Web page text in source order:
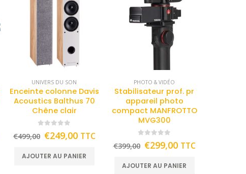
UNIVERS DU SON
Enceinte colonne Davis
Acoustics Balthus 70
Chêne clair
€499,00 €249,00 TTC
AJOUTER AU PANIER
PHOTO & VIDÉO
Stabilisateur prof. pr
appareil photo
compact MANFROTTO
MVG300
€399,00 €299,00 TTC
AJOUTER AU PANIER